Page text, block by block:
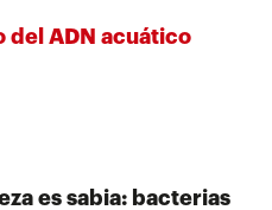
del ADN acuático
es sabia: bacterias